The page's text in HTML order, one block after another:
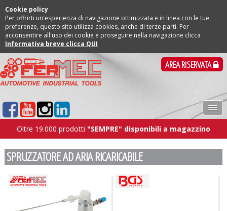
Cookie policy
Per offrirti un'esperienza di navigazione ottimizzata e in linea con le tue
preferenze, questo sito utilizza cookies, anche di terze parti. Per
acconsentire all'uso dei cookie e proseguire nella navigazione clicca
Informativa breve clicca QUI
AREA RISERVATA
Oltre 19.000 prodotti "SEMPRE" disponibili a magazzino
SPRUZZATORE AD ARIA RICARICABILE